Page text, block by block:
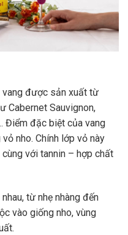
vang được sản xuất từ
Cabernet Sauvignon,
Điểm đặc biệt của vang
nho. Chính lớp vỏ này
với tannin – hợp chất
từ nhẹ nhàng đến
vào giống nho, vùng